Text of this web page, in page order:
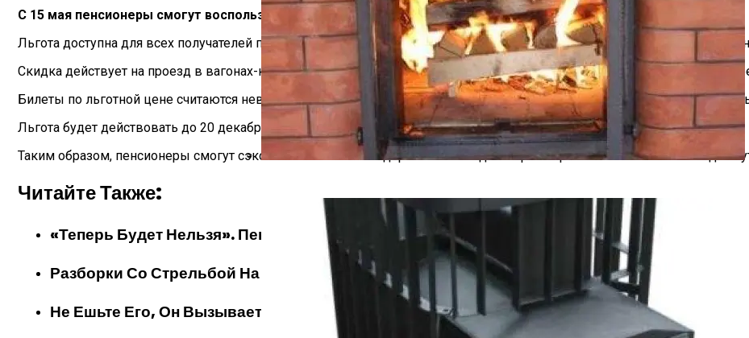
С 15 мая пенсионеры смогут воспользоваться новой льготой от РЖД: скидкой 20% на проезд в поездах
Льгота доступна для всех получателей пенсии, независимо от возраста. Для ее оформления достаточно предъявить
Скидка действует на проезд в вагонах-купе, но только при покупке билета не менее чем за 5 дней до поездки. На
Билеты по льготной цене считаются невозвратными, но их можно вернуть, если есть уважительная причина для
Льгота будет действовать до 20 декабря 2024 года, за исключением новогодних праздников.
Таким образом, пенсионеры смогут сэкономить на железнодорожных поездках и расширить свои возможности для
Читайте Также:
«Теперь Будет Нельзя». Пенсионеров, Которым От 56 Лет, Ждет Сюрприз С 15 Мая
Разборки Со Стрельбой На Улице Пехотинцев: Что Произошло В ЖК «Небесный»
Не Ешьте Его, Он Вызывает Рак: А Мы Его Потребляем Каждый День